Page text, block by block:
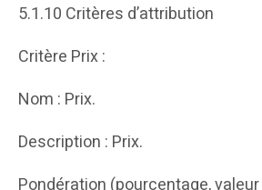
5.1.10 Critères d’attribution
Critère Prix :
Nom : Prix.
Description : Prix.
Pondération (pourcentage,